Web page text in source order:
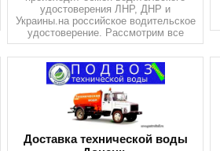
удостоверения ЛНР, ДНР и
Украины.на российское водительское
удостоверение. Рассмотрим все
Доставка технической воды